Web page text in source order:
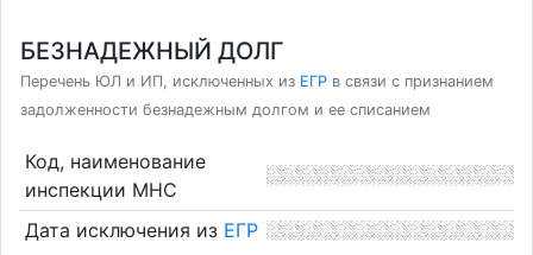
БЕЗНАДЕЖНЫЙ ДОЛГ
Перечень ЮЛ и ИП, исключенных из ЕГР в связи с признанием
задолженности безнадежным долгом и ее списанием
Код, наименование
инспекции МНС
Дата исключения из ЕГР